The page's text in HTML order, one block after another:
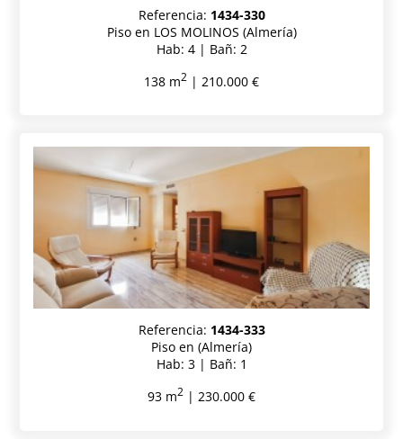
Referencia: 1434-330
Piso en LOS MOLINOS (Almería)
Hab: 4 | Bañ: 2
138 m2 | 210.000 €
Referencia: 1434-333
Piso en (Almería)
Hab: 3 | Bañ: 1
93 m2 | 230.000 €